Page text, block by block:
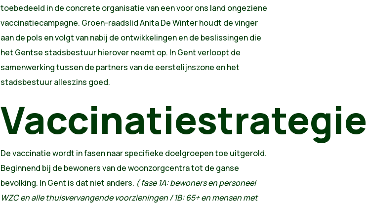
toebedeeld in de concrete organisatie van een voor ons land ongeziene
vaccinatiecampagne. Groen-raadslid Anita De Winter houdt de vinger
aan de pols en volgt van nabij de ontwikkelingen en de beslissingen die
het Gentse stadsbestuur hierover neemt op. In Gent verloopt de
samenwerking tussen de partners van de eerstelijnszone en het
stadsbestuur alleszins goed.
Vaccinatiestrategie
De vaccinatie wordt in fasen naar specifieke doelgroepen toe uitgerold.
Beginnend bij de bewoners van de woonzorgcentra tot de ganse
bevolking. In Gent is dat niet anders. ( fase 1A: bewoners en personeel
WZC en alle thuisvervangende voorzieningen / 1B: 65+ en mensen met